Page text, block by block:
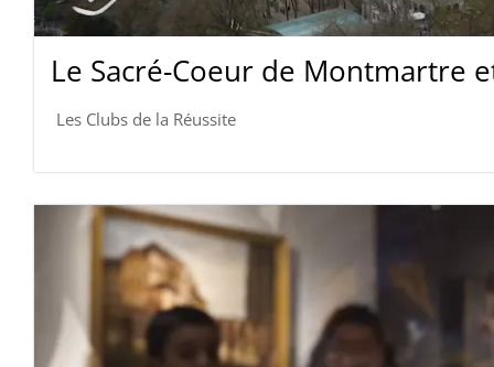
Le Sacré-Coeur de Montmartre
Les Clubs de la Réussite